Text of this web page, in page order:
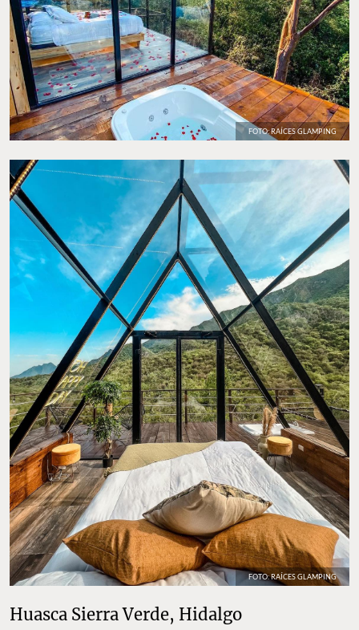
FOTO: RAÍCES GLAMPING
FOTO: RAÍCES GLAMPING
Huasca Sierra Verde, Hidalgo